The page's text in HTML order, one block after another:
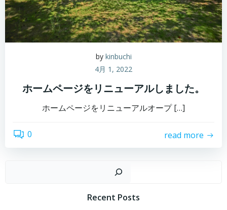
by kinbuchi
4月 1, 2022
ホームページをリニューアルしました。
ホームページをリニューアルオープ […]
0 read more
Recent Posts